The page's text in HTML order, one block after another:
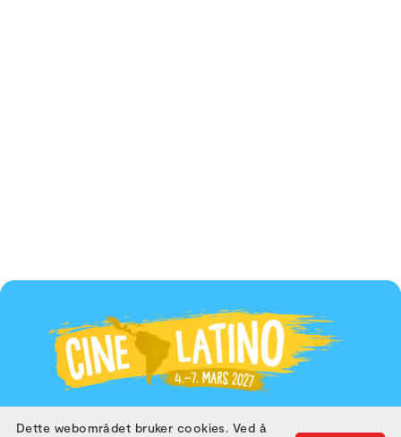
2019
2024
Dette webområdet bruker cookies. Ved å